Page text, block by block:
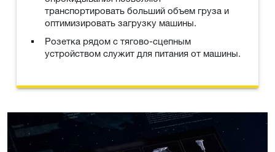
транспортировать больший объем груза и
оптимизировать загрузку машины.
Розетка рядом с тягово-сцепным
устройством служит для питания от машины.